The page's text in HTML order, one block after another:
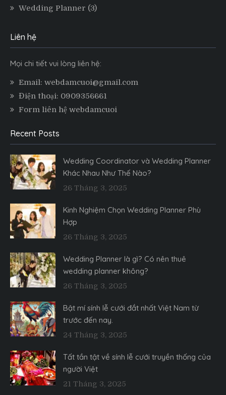
Wedding Planner (3)
Liên hệ
Mọi chi tiết vui lòng liên hệ:
Email: webdamcuoi@gmail.com
Điện thoại: 0909356661
Form liên hệ webdamcuoi
Recent Posts
Wedding Coordinator và Wedding Planner
Khác Nhau Như Thế Nào?
26 Tháng 3, 2025
Kinh Nghiệm Chọn Wedding Planner Phù
Hợp
26 Tháng 3, 2025
Wedding Planner là gì? Có nên thuê
wedding planner không?
26 Tháng 3, 2025
Bật mí sính lễ cưới đắt nhất Việt Nam từ
trước đến nay.
24 Tháng 3, 2025
Tất tần tật về sính lễ cưới truyền thống của
người Việt
21 Tháng 3, 2025